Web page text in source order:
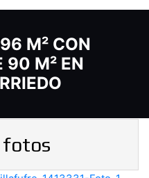
M² CON
90 M² EN
fotos